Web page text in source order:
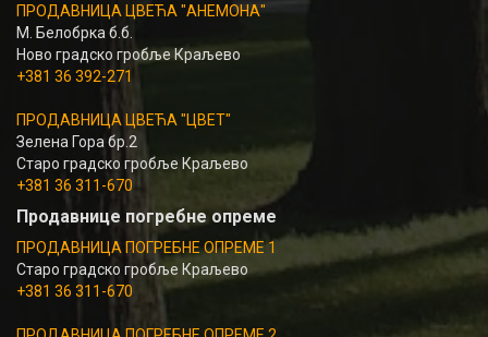
ПРОДАВНИЦА ЦВЕЋА "АНЕМОНА"
М. Белобрка б.б.
Ново градско гробље Краљево
+381 36 392-271
ПРОДАВНИЦА ЦВЕЋА "ЦВЕТ"
Зелена Гора бр.2
Старо градско гробље Краљево
+381 36 311-670
Продавнице погребне опреме
ПРОДАВНИЦА ПОГРЕБНЕ ОПРЕМЕ 1
Старо градско гробље Краљево
+381 36 311-670